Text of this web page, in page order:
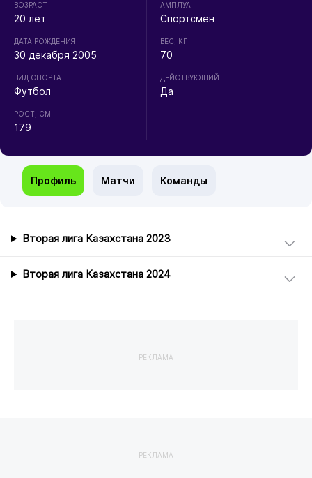
ВОЗРАСТ
20 лет
ДАТА РОЖДЕНИЯ
30 декабря 2005
ВИД СПОРТА
Футбол
РОСТ, СМ
179
АМПЛУА
Спортсмен
ВЕС, КГ
70
ДЕЙСТВУЮЩИЙ
Да
Профиль Матчи Команды
Вторая лига Казахстана 2023
Вторая лига Казахстана 2024
РЕКЛАМА
РЕКЛАМА